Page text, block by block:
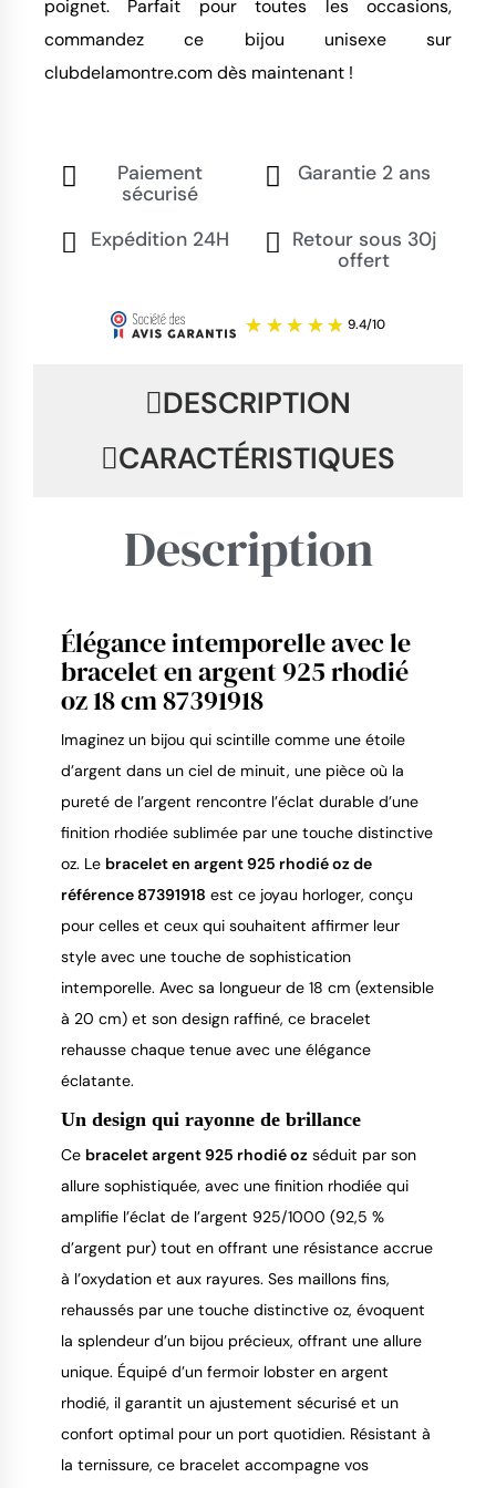
poignet. Parfait pour toutes les occasions,
commandez ce bijou unisexe sur
clubdelamontre.com dès maintenant !
Paiement
sécurisé
Garantie 2 ans
Expédition 24H
Retour sous 30j
offert
9.4
DESCRIPTION
CARACTÉRISTIQUES
Description
Élégance intemporelle avec le
bracelet en argent 925 rhodié
oz 18 cm 87391918
Imaginez un bijou qui scintille comme une étoile
d’argent dans un ciel de minuit, une pièce où la
pureté de l’argent rencontre l’éclat durable d’une
finition rhodiée sublimée par une touche distinctive
oz. Le bracelet en argent 925 rhodié oz de
référence 87391918 est ce joyau horloger, conçu
pour celles et ceux qui souhaitent affirmer leur
style avec une touche de sophistication
intemporelle. Avec sa longueur de 18 cm (extensible
à 20 cm) et son design raffiné, ce bracelet
rehausse chaque tenue avec une élégance
éclatante.
Un design qui rayonne de brillance
Ce bracelet argent 925 rhodié oz séduit par son
allure sophistiquée, avec une finition rhodiée qui
amplifie l’éclat de l’argent 925/1000 (92,5 %
d’argent pur) tout en offrant une résistance accrue
à l’oxydation et aux rayures. Ses maillons fins,
rehaussés par une touche distinctive oz, évoquent
la splendeur d’un bijou précieux, offrant une allure
unique. Équipé d’un fermoir lobster en argent
rhodié, il garantit un ajustement sécurisé et un
confort optimal pour un port quotidien. Résistant à
la ternissure, ce bracelet accompagne vos